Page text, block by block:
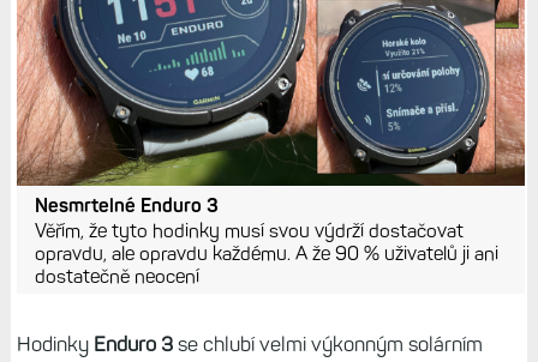
Nesmrtelné Enduro 3
Věřím, že tyto hodinky musí svou výdrží dostačovat
opravdu, ale opravdu každému. A že 90 % uživatelů ji ani
dostatečně neocení
Hodinky Enduro 3se chlubí velmi výkonným solárním